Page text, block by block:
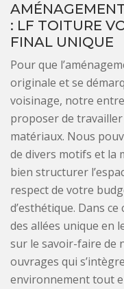
: LF TOITURE
FINAL UNIQUE
Pour que
originale et se
voisinage, notre
proposer de
matériaux. Nous
de divers motifs et la
bien structurer
respect de votre
d’esthétique. Dans
des allées unique en
sur le savoir-faire de
ouvrages qui
environnement tout